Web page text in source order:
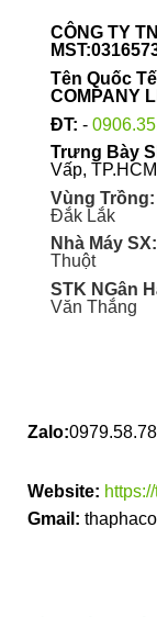
CÔNG TY
Tên Quốc
COMPANY
ĐT: -
Trưng Bày
Vấp, TP.HCM
Vùng Trồng:
Đắk Lắk
Nhà Máy SX:
Thuột
STK NGân
Văn Thắng
Zalo:
Website:
Gmail: